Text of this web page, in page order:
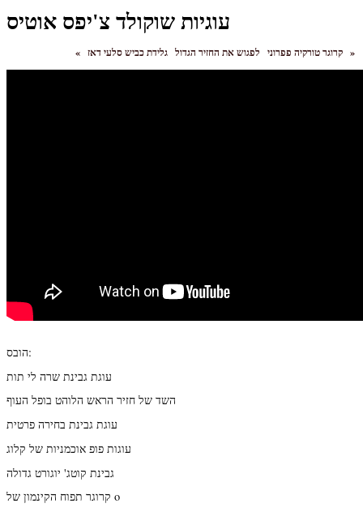
עוגיות שוקולד צ'יפס אוטיס
« קרוגר טורקיה פפרוני לפגוש את החזיר הגדול גלידת כביש סלעי דאז»
הובס:
עוגת גבינת שרה לי תות
השד של חזיר הראש הלוהט בופל העוף
עוגת גבינת בחירה פרטית
עוגות פופ אוכמניות של קלוג
גבינת קוטג' יוגורט גדולה
קרוגר תפוח הקינמון של o